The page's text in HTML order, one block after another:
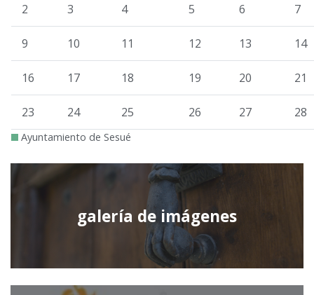
2 3 4 5 6 7
9 10 11 12 13 14
16 17 18 19 20 21
23 24 25 26 27 28
Ayuntamiento de Sesué
galería de imágenes